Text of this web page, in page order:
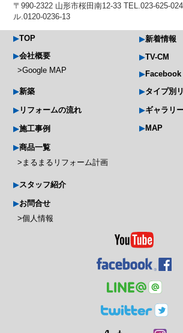
〒990-2322 山形市桜田南12-33 TEL.023-625-
ル.0120-0236-13
TOP
会社概要
Google MAP
新築
リフォームの流れ
施工事例
商品一覧
まるまるリフォーム計画
スタッフ紹介
お問合せ
個人情報
新着情報
TV-CM
Facebook
タイプ別
ギャラリ
MAP